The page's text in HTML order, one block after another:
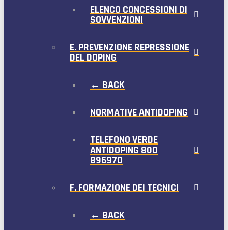
ELENCO CONCESSIONI DI
SOVVENZIONI
E. PREVENZIONE REPRESSIONE
DEL DOPING
← BACK
NORMATIVE ANTIDOPING
TELEFONO VERDE
ANTIDOPING 800
896970
F. FORMAZIONE DEI TECNICI
← BACK